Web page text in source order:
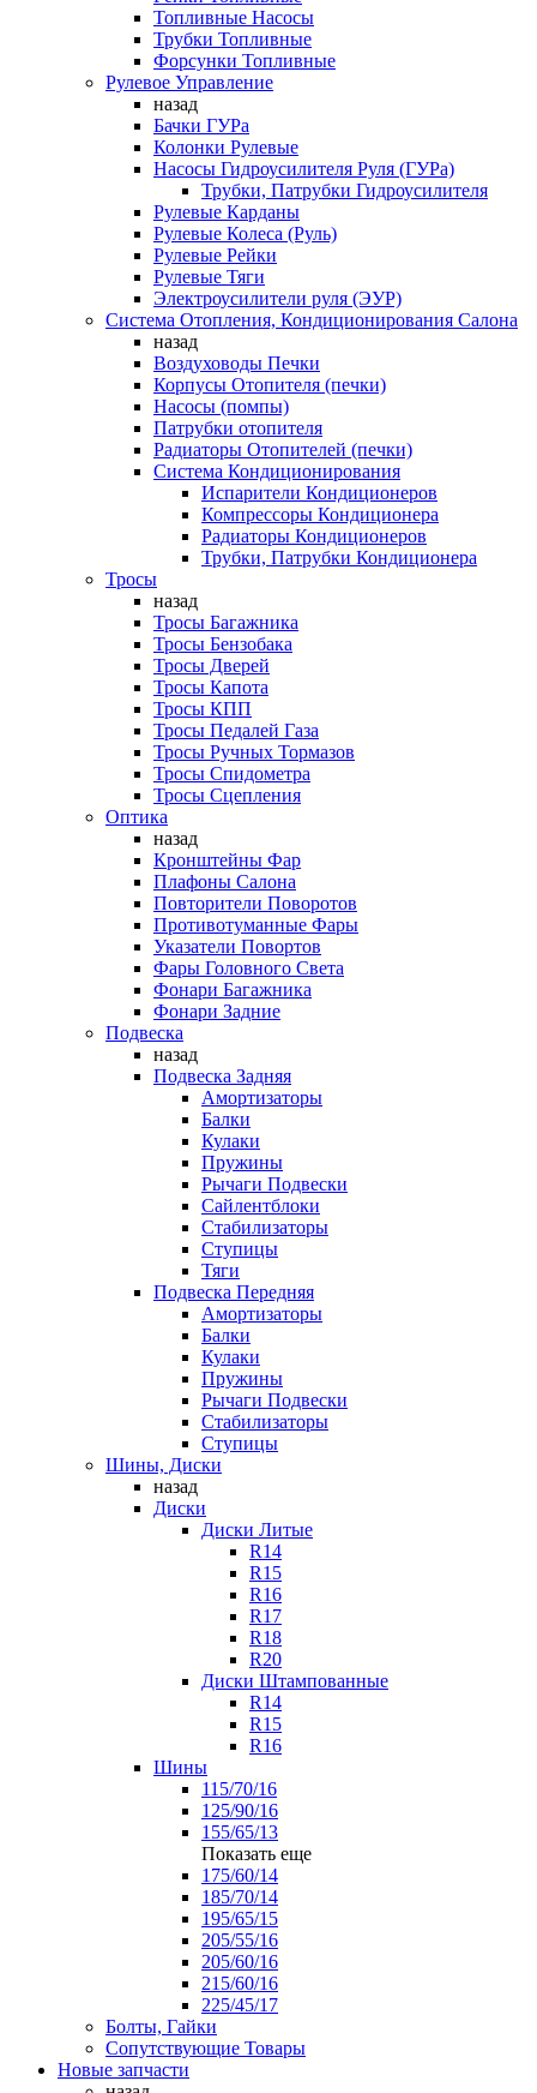
Топливные Насосы
Трубки Топливные
Форсунки Топливные
Рулевое Управление
назад
Бачки ГУРа
Колонки Рулевые
Насосы Гидроусилителя Руля (ГУРа)
Трубки, Патрубки Гидроусилителя
Рулевые Карданы
Рулевые Колеса (Руль)
Рулевые Рейки
Рулевые Тяги
Электроусилители руля (ЭУР)
Система Отопления, Кондиционирования Салона
назад
Воздуховоды Печки
Корпусы Отопителя (печки)
Насосы (помпы)
Патрубки отопителя
Радиаторы Отопителей (печки)
Система Кондиционирования
Испарители Кондиционеров
Компрессоры Кондиционера
Радиаторы Кондиционеров
Трубки, Патрубки Кондиционера
Тросы
назад
Тросы Багажника
Тросы Бензобака
Тросы Дверей
Тросы Капота
Тросы КПП
Тросы Педалей Газа
Тросы Ручных Тормазов
Тросы Спидометра
Тросы Сцепления
Оптика
назад
Кронштейны Фар
Плафоны Салона
Повторители Поворотов
Противотуманные Фары
Указатели Повортов
Фары Головного Света
Фонари Багажника
Фонари Задние
Подвеска
назад
Подвеска Задняя
Амортизаторы
Балки
Кулаки
Пружины
Рычаги Подвески
Сайлентблоки
Стабилизаторы
Ступицы
Тяги
Подвеска Передняя
Амортизаторы
Балки
Кулаки
Пружины
Рычаги Подвески
Стабилизаторы
Ступицы
Шины, Диски
назад
Диски
Диски Литые
R14
R15
R16
R17
R18
R20
Диски Штампованные
R14
R15
R16
Шины
115/70/16
125/90/16
155/65/13
Показать еще
175/60/14
185/70/14
195/65/15
205/55/16
205/60/16
215/60/16
225/45/17
Болты, Гайки
Сопутствующие Товары
Новые запчасти